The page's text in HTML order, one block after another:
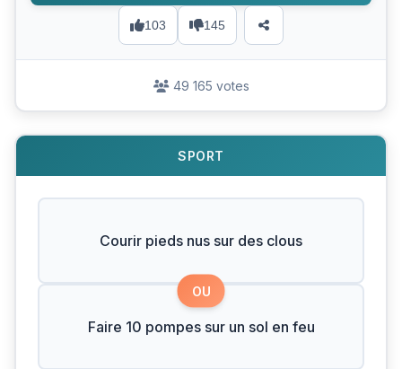
103 145
49 165 votes
SPORT
Courir pieds nus sur des clous
OU
Faire 10 pompes sur un sol en feu